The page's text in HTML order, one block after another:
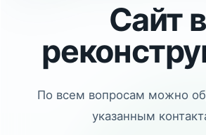
Сайт в
По всем вопросам можно
указанным